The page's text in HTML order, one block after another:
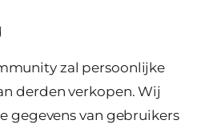
zal persoonlijke
derden verkopen. Wij
gegevens van gebruikers